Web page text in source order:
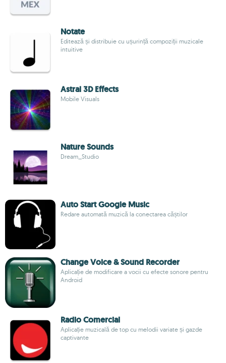
Notate
Editează și distribuie cu ușurință compoziții muzicale
intuitive
Astral 3D Effects
Mobile Visuals
Nature Sounds
Dream_Studio
Auto Start Google Music
Redare automată muzică la conectarea căștilor
Change Voice & Sound Recorder
Aplicație de modificare a vocii cu efecte sonore pentru
Android
Radio Comercial
Aplicație muzicală de top cu melodii variate și gazde
captivante